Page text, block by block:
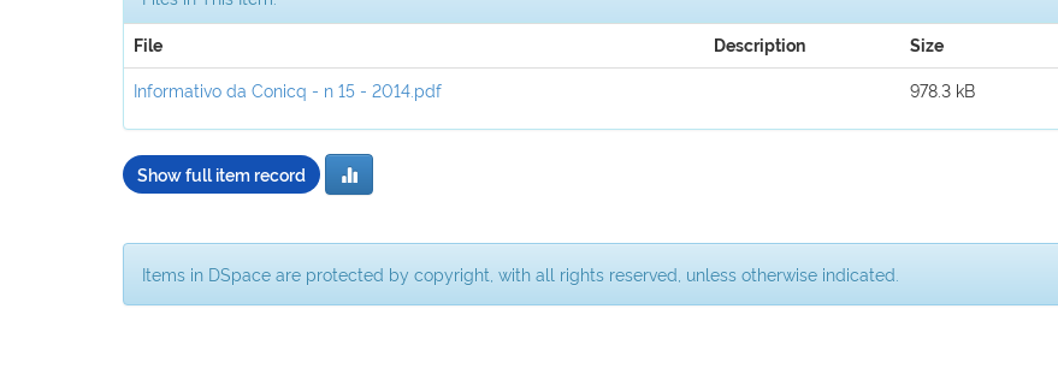
File Description Size
Informativo da Conicq - n 15 - 2014.pdf 978.3 kB
Show full item record
Items in DSpace are protected by copyright, with all rights reserved, unless otherwise indicated.